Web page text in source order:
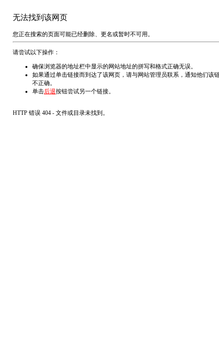
无法找到该网页
您正在搜索的页面可能已经删除、更名或暂时不可用。
请尝试以下操作：
确保浏览器的地址栏中显示的网站地址的拼写和格式正确无误。
如果通过单击链接而到达了该网页，请与网站管理员联系，通知他们该
不正确。
单击后退按钮尝试另一个链接。
HTTP 错误 404 - 文件或目录未找到。